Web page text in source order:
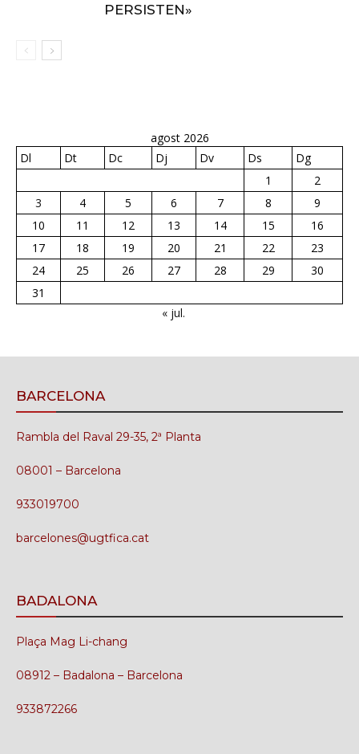
PERSISTEN»
agost 2026
Dl
Dt Dc Dj Dv Ds
Dg
1
2
3
4 5 6 7 8
9
10
11 12 13 14 15
16
17
18 19 20 21 22
23
24
25 26 27 28 29
30
31
« jul.
BARCELONA
Rambla del Raval 29-35, 2ª Planta
08001 – Barcelona
933019700
barcelones@ugtfica.cat
BADALONA
Plaça Mag Li-chang
08912 – Badalona – Barcelona
933872266